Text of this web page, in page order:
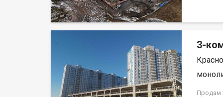
3-
Продам